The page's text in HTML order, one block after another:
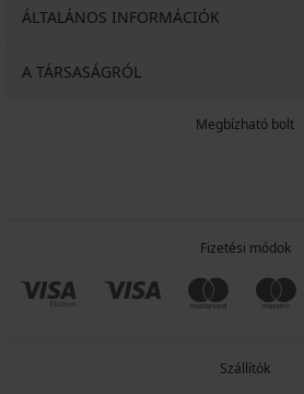
ÁLTALÁNOS INFORMÁCIÓK
A TÁRSASÁGRÓL
Megbízható bolt
Fizetési módok
Szállítók